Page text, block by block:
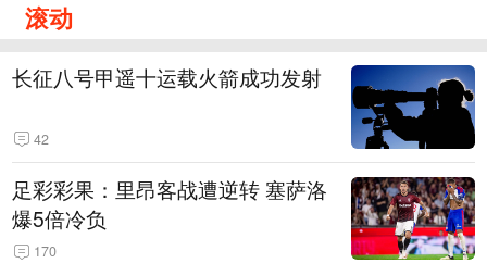
滚动
长征八号甲遥十运载火箭成功发射
42
足彩彩果：里昂客战遭逆转 塞萨洛
爆5倍冷负
170